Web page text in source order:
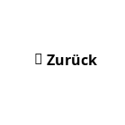
Zurück